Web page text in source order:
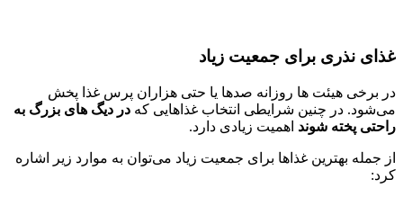
غذای نذری برای جمعیت زیاد
در برخی هیئت‌ ها روزانه صدها یا حتی هزاران پرس غذا پخش
می‌شود. در چنین شرایطی انتخاب غذاهایی که در دیگ‌ های بزرگ به
راحتی پخته شوند اهمیت زیادی دارد.
از جمله بهترین غذاها برای جمعیت زیاد می‌توان به موارد زیر اشاره
کرد: